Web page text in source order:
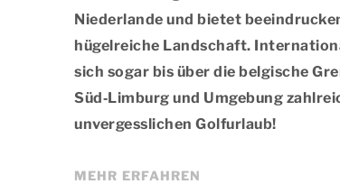
Niederlande und bietet
hügelreiche Landschaft.
sich sogar bis über die belgische
Süd‑Limburg und Umgebung
unvergesslichen Golfurlaub!
MEHR ERFAHREN